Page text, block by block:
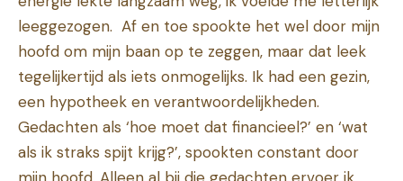
leeggezogen. Af en toe spookte het wel door mijn
hoofd om mijn baan op te zeggen, maar dat leek
tegelijkertijd als iets onmogelijks. Ik had een gezin,
een hypotheek en verantwoordelijkheden.
Gedachten als ‘hoe moet dat financieel?’ en ‘wat
als ik straks spijt krijg?’, spookten constant door